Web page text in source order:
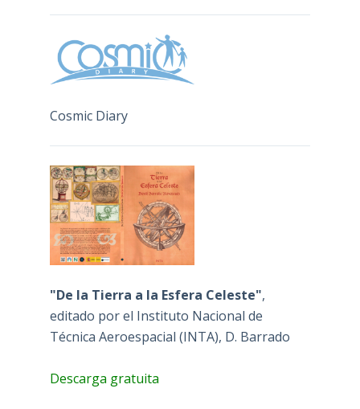
Cosmic Diary
"De la Tierra a la Esfera Celeste",
editado por el Instituto Nacional de
Técnica Aeroespacial (INTA), D. Barrado
Descarga gratuita